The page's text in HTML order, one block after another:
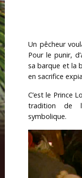
Un pêcheur
Pour le punir,
sa barque et la
en sacrifice
C’est le Prince
tradition de
symbolique.